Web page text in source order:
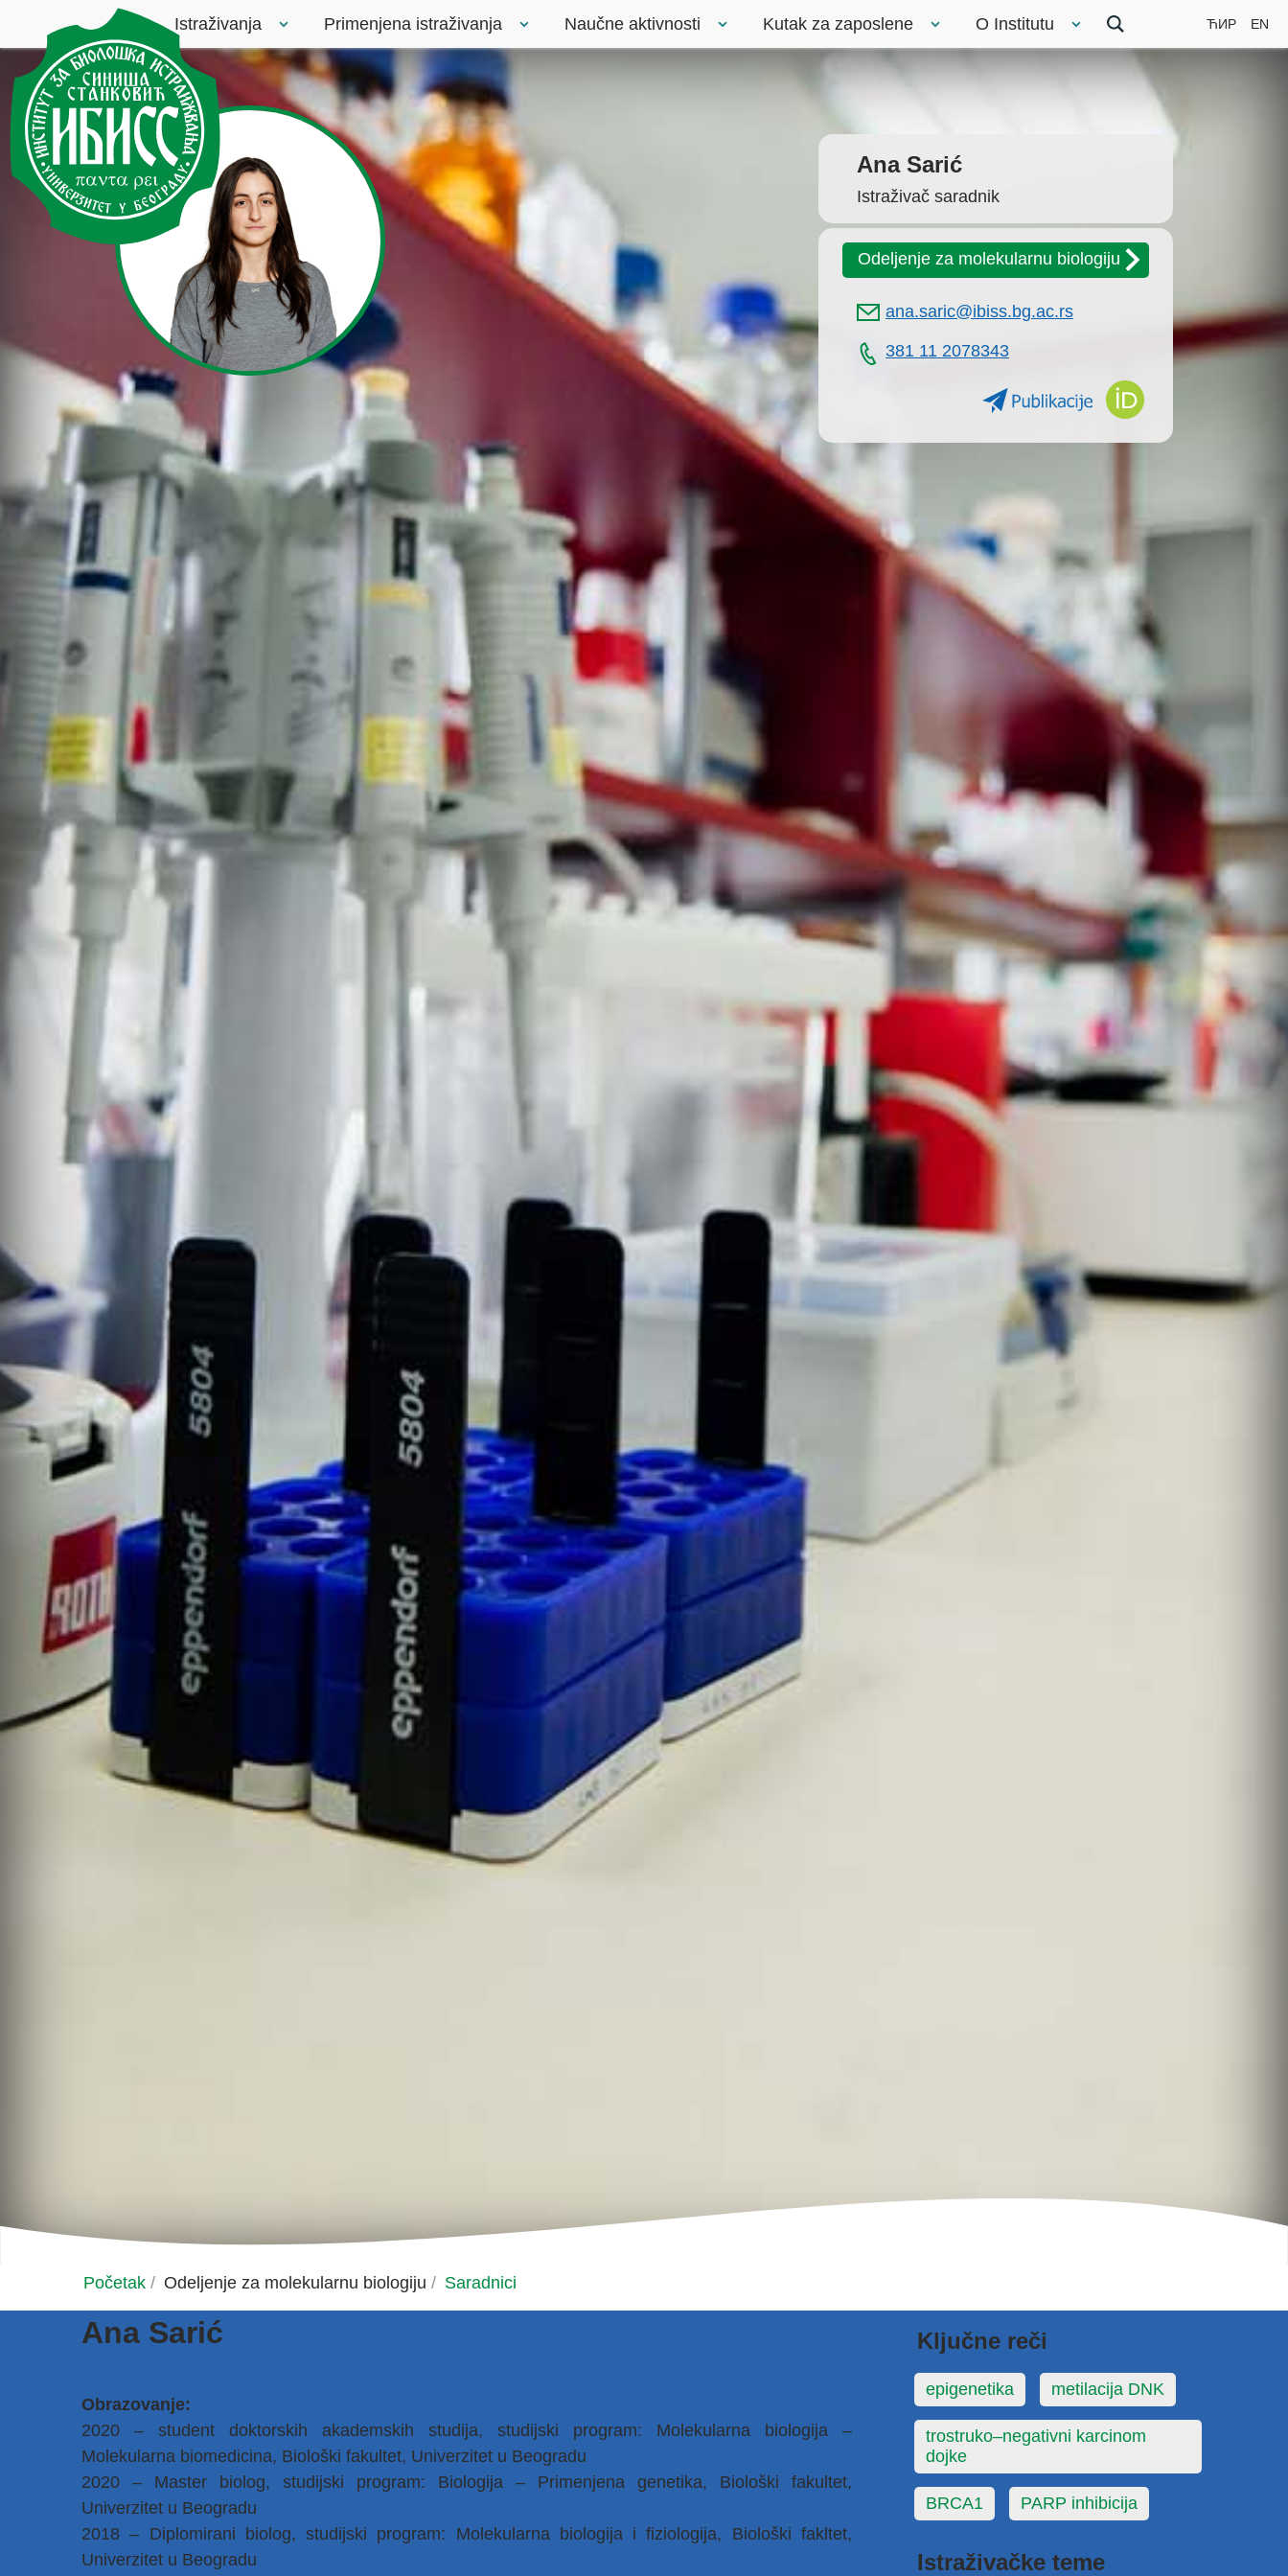
Istraživanja Primenjena istraživanja Naučne aktivnosti Kutak za zaposlene O Institutu ЋИР EN
Ana Sarić
Istraživač saradnik
Odeljenje za molekularnu biologiju
ana.saric@ibiss.bg.ac.rs
381 11 2078343
Početak / Odeljenje za molekularnu biologiju / Saradnici
Ana Sarić
Obrazovanje:
2020 – student doktorskih akademskih studija, studijski program: Molekularna biologija –
Molekularna biomedicina, Biološki fakultet, Univerzitet u Beogradu
2020 – Master biolog, studijski program: Biologija – Primenjena genetika, Biološki fakultet,
Univerzitet u Beogradu
2018 – Diplomirani biolog, studijski program: Molekularna biologija i fiziologija, Biološki fakltet,
Univerzitet u Beogradu
Ključne reči
epigenetika metilacija DNK
trostruko–negativni karcinom
dojke
BRCA1 PARP inhibicija
Istraživačke teme